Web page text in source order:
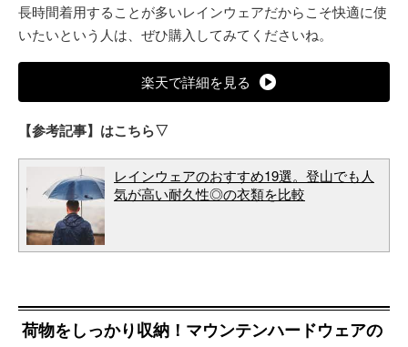
長時間着用することが多いレインウェアだからこそ快適に使
いたいという人は、ぜひ購入してみてくださいね。
楽天で詳細を見る
【参考記事】はこちら▽
レインウェアのおすすめ19選。登山でも人
気が高い耐久性◎の衣類を比較
荷物をしっかり収納！マウンテンハードウェアの